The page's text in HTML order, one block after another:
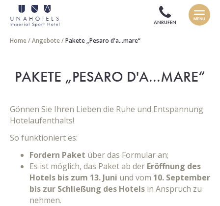
ANRUFEN
Home/Angebote/Pakete „Pesaro d'a...mare“
PAKETE „PESARO D'A...MARE“
Gönnen Sie Ihren Lieben die Ruhe und Entspannung
Hotelaufenthalts!
So funktioniert es:
Fordern Paket über das Formular an;
Es ist möglich, das Paket ab der Eröffnung des
Hotels bis zum 13. Juni und vom 10. September
bis zur Schließung des Hotels in Anspruch zu
nehmen.